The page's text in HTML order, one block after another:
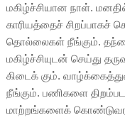
மகிழ்ச்சியான நாள்.
காரியத்தைச் சிறப்பாகச்
தொல்லைகள் நீங்கும்.
மகிழ்ச்சியுடன் செய்து
கிடைக் கும்.
நீங்கும். பணிகளை திறம்பட
மாற்றங்களைக் கொண்டுவர